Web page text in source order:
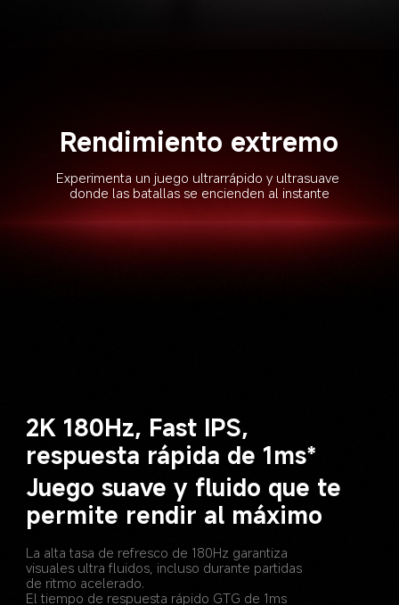
Rendimiento extremo
Experimenta un juego ultrarrápido y ultrasuave
donde las batallas se encienden al instante
2K 180Hz, Fast IPS,
respuesta rápida de 1ms*
Juego suave y fluido que te
permite rendir al máximo
La alta tasa de refresco de 180Hz garantiza
visuales ultra fluidos, incluso durante partidas
de ritmo acelerado.
El tiempo de respuesta rápido GTG de 1ms